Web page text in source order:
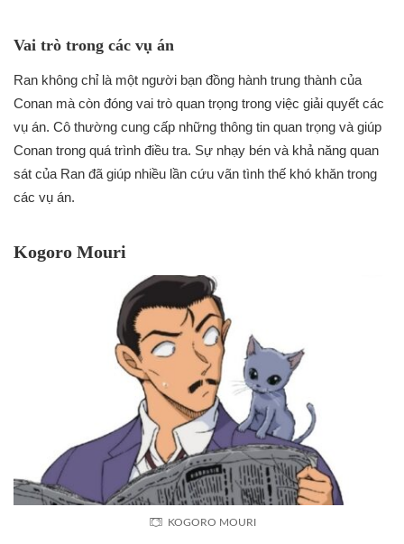
Vai trò trong các vụ án
Ran không chỉ là một người bạn đồng hành trung thành của
Conan mà còn đóng vai trò quan trọng trong việc giải quyết các
vụ án. Cô thường cung cấp những thông tin quan trọng và giúp
Conan trong quá trình điều tra. Sự nhạy bén và khả năng quan
sát của Ran đã giúp nhiều lần cứu vãn tình thế khó khăn trong
các vụ án.
Kogoro Mouri
KOGORO MOURI